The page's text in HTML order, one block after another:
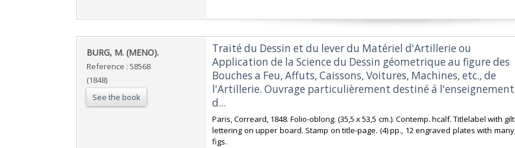
‎BURG, M. (MENO).‎
Reference : 58568
(1848)
See the book
‎Traité du Dessin et du lever du Matériel d'Artillerie ou
Application de la Science du Dessin géometrique au figure des
Bouches a Feu, Affuts, Caissons, Voitures, Machines, etc., de
l'Artillerie. Ouvrage particulièrement destiné á l'enseignement
d...‎
‎Paris, Correard, 1848. Folio-oblong. (35,5 x 53,5 cm.). Contemp. hcalf. Titlelabel with gilt
lettering on upper board. Stamp on title-page. (4) pp., 12 engraved plates with many
figs.‎